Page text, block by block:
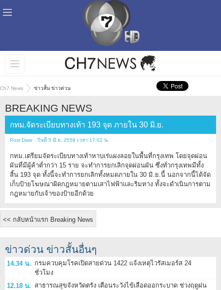
Ch7 News ข่าวสั้น ข่าวด่วน
BREAKING NEWS
กทม.จัดระเบียบทางเท้า 193 จุด ภายใน 30 มิ.ย.
Post Date : วันที่ 5 มิ.ย. 2558 เวลา 17:02 น.
กทม.เตรียมจัดระเบียบทางเท้าหาบเร่แผงลอยในพื้นที่กรุงเทพ โดยจุดผ่อน
ผันที่มีผู้ค้าต่ำกว่า 15 ราย จะทำการยกเลิกจุดผ่อนผัน ซึ่งทั่วกรุงเทพมีทั้ง
สิ้น 193 จุด ทั้งนี้จะทำการยกเลิกทั้งหมดภายใน 30 มิ.ย.นี้ นอกจากนี้ได้จัด
เก็บป้ายโฆษณาผิดกฎหมายตามเสาไฟฟ้าและริมทาง ทั้งจะดำเนินการตาม
กฎหมายกับเจ้าของป้ายอีกด้วย
<< กลับหน้าแรก Breaking News
ข่าวด่วน ข่าวสั้นอื่นๆ
14.34 น. กรมควบคุมโรคเปิดสายด่วน 1422 แจ้งเหตุไวรัสเมอร์ส 24
ชั่วโมง
12.18 น. สาธารณสุขจังหวัดตรัง เตือนระวังไข้เลือดออกระบาด ช่วงฤดูฝน